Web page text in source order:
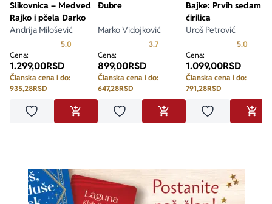
Slikovnica – Medved
Rajko i pčela Darko
Andrija Milošević
5.0 Prosecna ocena je 5.0 od 5
Cena:
1.299,00RSD
Članska cena i do:
935,28RSD
Dodaj u omiljeneDODAJ U KORPU
Đubre
Marko Vidojković
3.7Prosecna ocena je 3.7 od 5
Cena:
899,00RSD
Članska cena i do:
647,28RSD
Dodaj u omiljeneDODAJ U KORPU
Bajke: Prvih sedam –
ćirilica
Uroš Petrović
5.0
Cena:
1.099,00RSD
Članska cena i do:
791,28RSD
Dodaj u